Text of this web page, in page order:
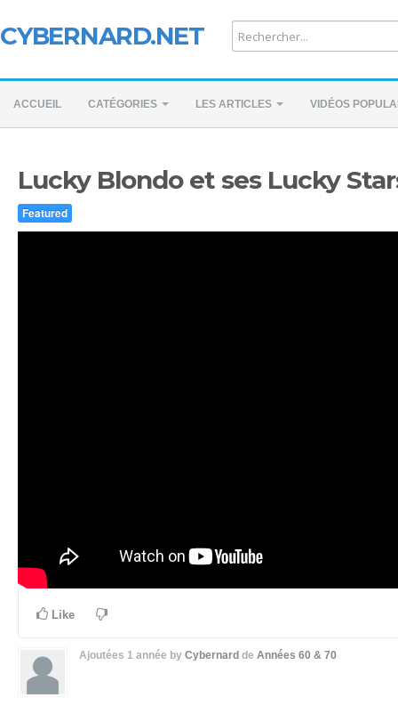
CYBERNARD.NET
ACCUEIL CATÉGORIES LES ARTICLES VIDÉOS
Lucky Blondo et ses Lucky
Featured
Like
Ajoutées 1 année by Cybernard de Années 60 & 70